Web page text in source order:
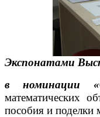
Экспонатами
в номинации
математических
пособия и поделки